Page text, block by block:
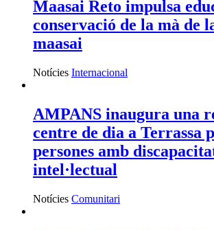
Maasai Reto impulsa
conservació de la mà de
maasai
Notícies Internacional
AMPANS inaugura una
centre de dia a Terrassa
persones amb
intel·lectual
Notícies Comunitari